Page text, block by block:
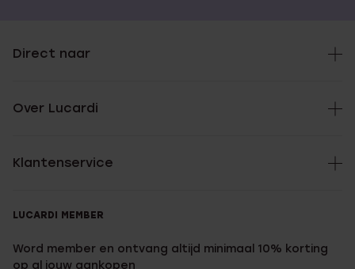
Direct naar
Over Lucardi
Klantenservice
LUCARDI MEMBER
Word member en ontvang altijd minimaal 10% korting
op al jouw aankopen